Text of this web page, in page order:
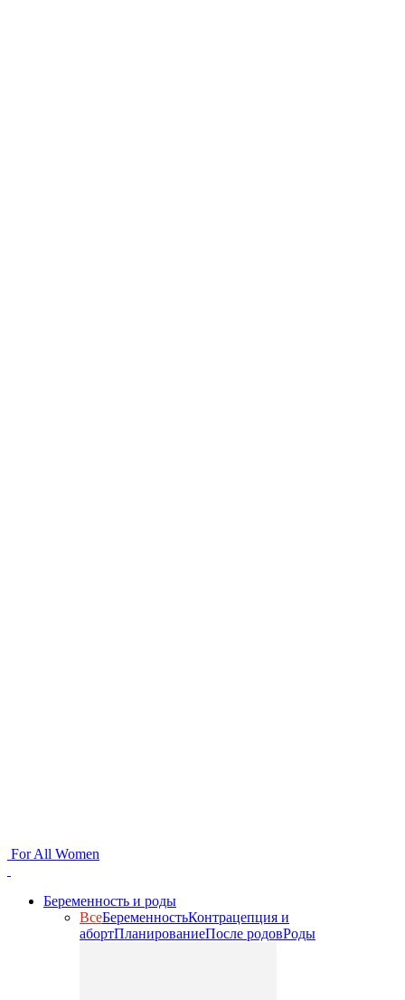
For All Women
Беременность и роды
ВсеБеременностьКонтрацепция и
абортПланированиеПосле родовРоды